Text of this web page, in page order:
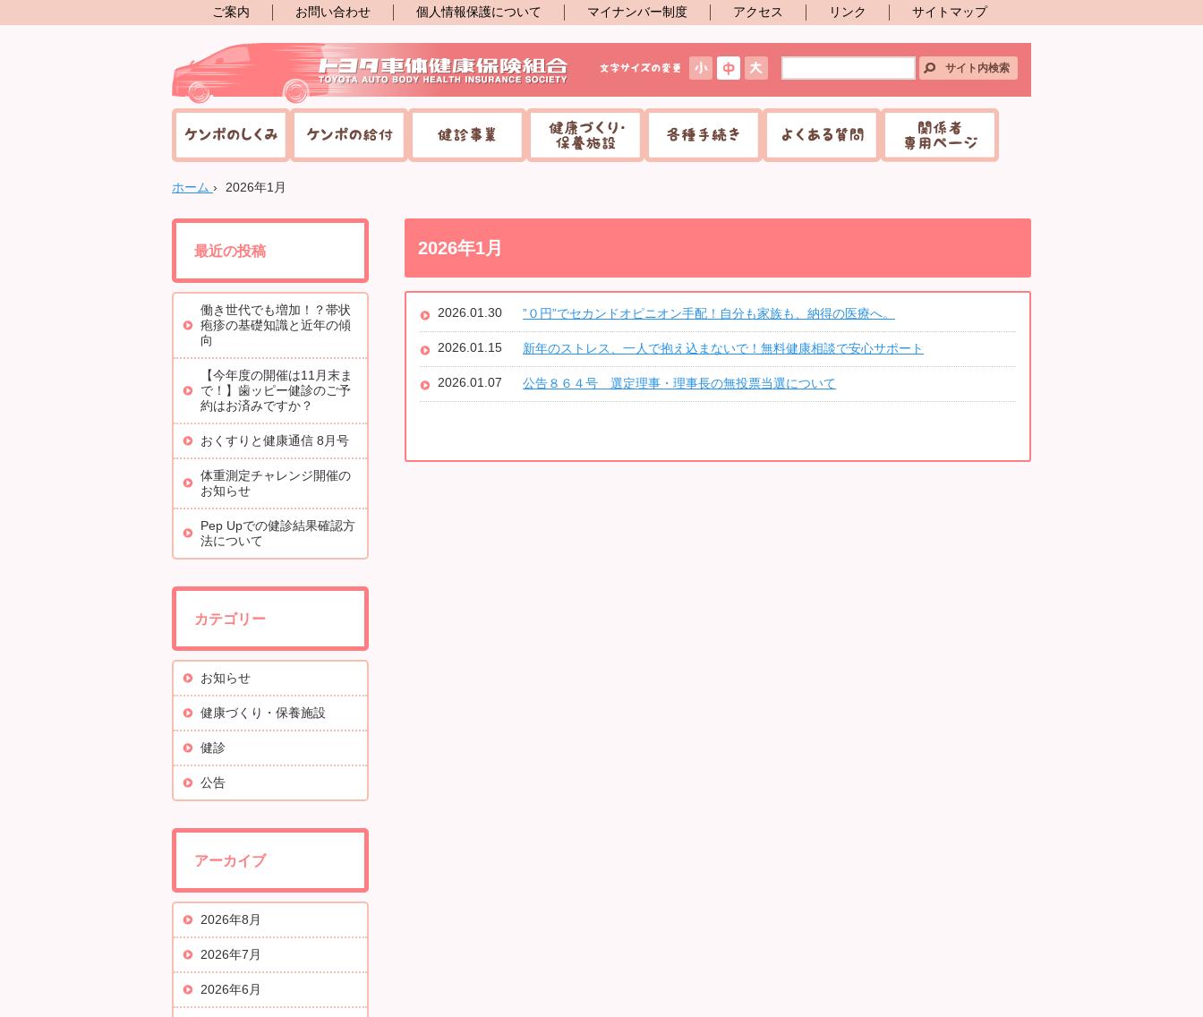
ご案内 お問い合わせ 個人情報保護について マイナンバー制度 アクセス リンク サイトマップ
ホーム › 2026年1月
2026年1月
”０円”でセカンドオピニオン手配！自分も家族も、納得の医療へ。
2026.01.30
新年のストレス、一人で抱え込まないで！無料健康相談で安心サポート
2026.01.15
公告８６４号 選定理事・理事長の無投票当選について
2026.01.07
最近の投稿
働き世代でも増加！？帯状
疱疹の基礎知識と近年の傾
向
【今年度の開催は11月末ま
で！】歯ッピー健診のご予
約はお済みですか？
おくすりと健康通信 8月号
体重測定チャレンジ開催の
お知らせ
Pep Upでの健診結果確認方
法について
カテゴリー
お知らせ
健康づくり・保養施設
健診
公告
アーカイブ
2026年8月
2026年7月
2026年6月